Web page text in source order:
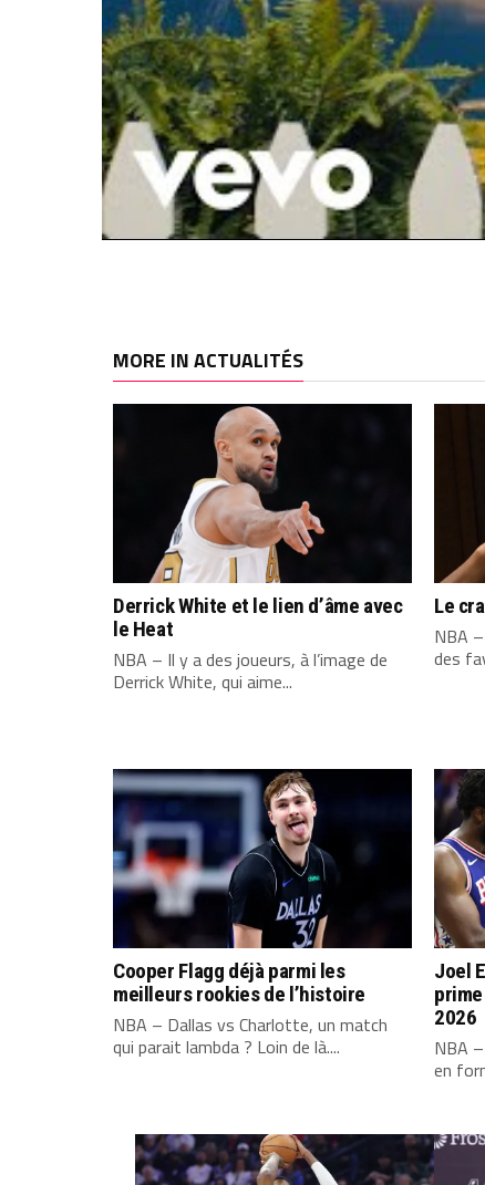
MORE IN ACTUALITÉS
Derrick White et le lien d’âme avec
le Heat
NBA – Il y a des joueurs, à l’image de
Derrick White, qui aime...
Le
NBA
des
Cooper Flagg déjà parmi les
meilleurs rookies de l’histoire
NBA – Dallas vs Charlotte, un match
qui parait lambda ? Loin de là....
Joel
2026
NBA
en